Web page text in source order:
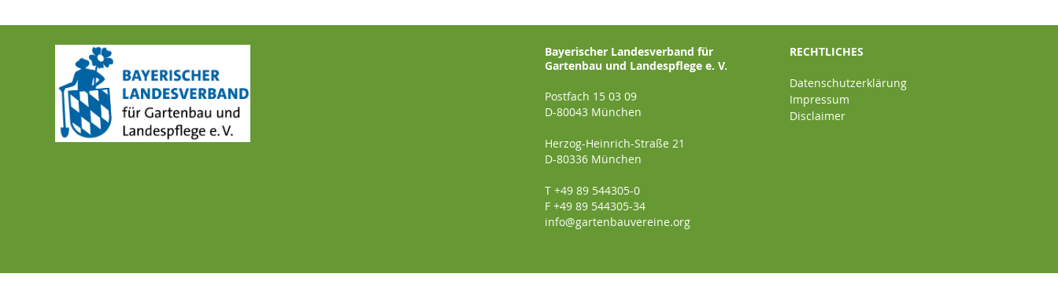
Bayerischer Landesverband für
Gartenbau und Landespflege e. V.
Postfach 15 03 09
D-80043 München
Herzog-Heinrich-Straße 21
D-80336 München
T +49 89 544305-0
F +49 89 544305-34
info@gartenbauvereine.org
RECHTLICHES
Datenschutzerklärung
Impressum
Disclaimer